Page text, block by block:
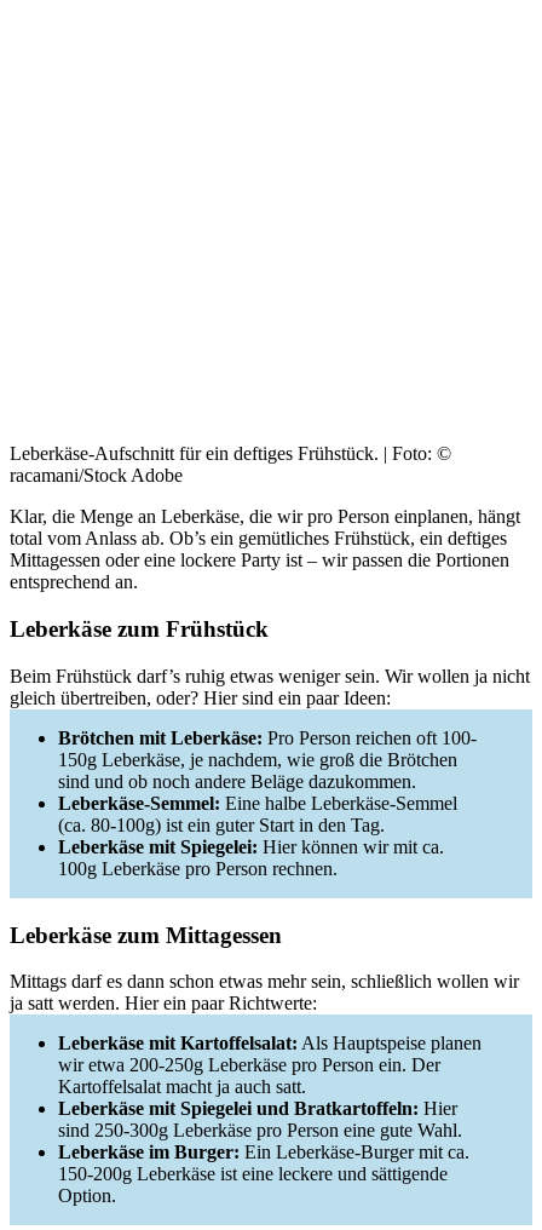
Leberkäse-Aufschnitt für ein deftiges Frühstück. | Foto: ©
racamani/Stock Adobe
Klar, die Menge an Leberkäse, die wir pro Person einplanen, hängt
total vom Anlass ab. Ob’s ein gemütliches Frühstück, ein deftiges
Mittagessen oder eine lockere Party ist – wir passen die Portionen
entsprechend an.
Leberkäse zum Frühstück
Beim Frühstück darf’s ruhig etwas weniger sein. Wir wollen ja nicht
gleich übertreiben, oder? Hier sind ein paar Ideen:
Brötchen mit Leberkäse: Pro Person reichen oft 100-
150g Leberkäse, je nachdem, wie groß die Brötchen
sind und ob noch andere Beläge dazukommen.
Leberkäse-Semmel: Eine halbe Leberkäse-Semmel
(ca. 80-100g) ist ein guter Start in den Tag.
Leberkäse mit Spiegelei: Hier können wir mit ca.
100g Leberkäse pro Person rechnen.
Leberkäse zum Mittagessen
Mittags darf es dann schon etwas mehr sein, schließlich wollen wir
ja satt werden. Hier ein paar Richtwerte:
Leberkäse mit Kartoffelsalat: Als Hauptspeise planen
wir etwa 200-250g Leberkäse pro Person ein. Der
Kartoffelsalat macht ja auch satt.
Leberkäse mit Spiegelei und Bratkartoffeln: Hier
sind 250-300g Leberkäse pro Person eine gute Wahl.
Leberkäse im Burger: Ein Leberkäse-Burger mit ca.
150-200g Leberkäse ist eine leckere und sättigende
Option.